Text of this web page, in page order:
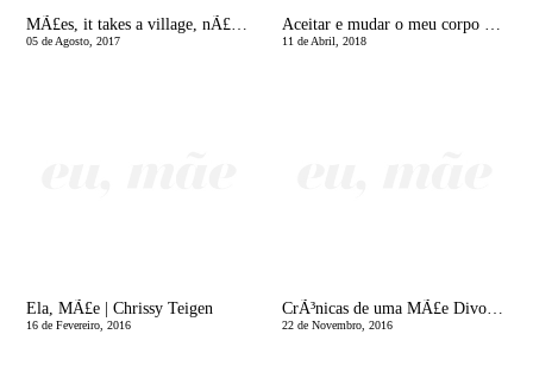
MÃ£es, it takes a village, nÃ£o somos feitas de ferro!
05 de Agosto, 2017
Aceitar e mudar o meu corpo de mÃ£e - Ã© possÃ­vel?
11 de Abril, 2018
Ela, MÃ£e | Chrissy Teigen
16 de Fevereiro, 2016
CrÃ³nicas de uma MÃ£e Divorciada | A Cama da MÃ£e
22 de Novembro, 2016